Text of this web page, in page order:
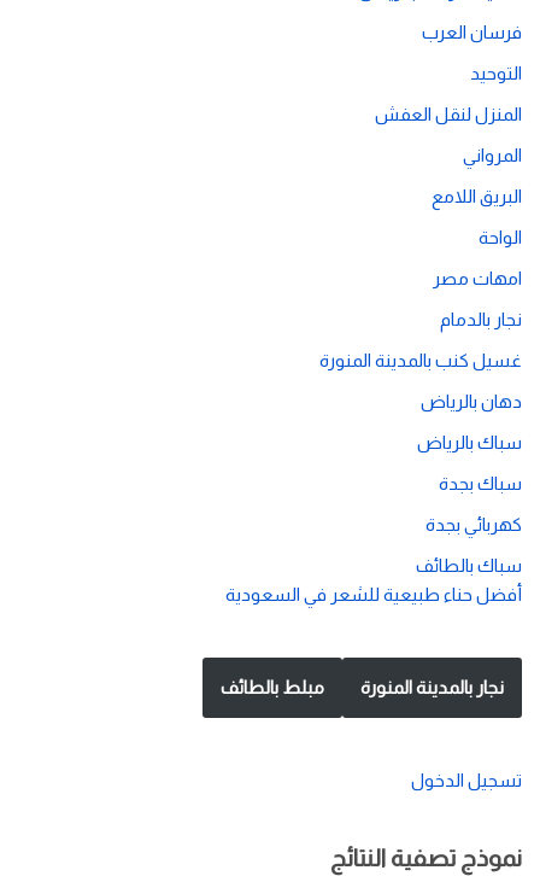
فرسان العرب
التوحيد
المنزل لنقل العفش
المرواني
البريق اللامع
الواحة
امهات مصر
نجار بالدمام
غسيل كنب بالمدينة المنورة
دهان بالرياض
سباك بالرياض
سباك بجدة
كهربائي بجدة
سباك بالطائف
أفضل حناء طبيعية للشعر في السعودية
نجار بالمدينة المنورة مبلط بالطائف
تسجيل الدخول
نموذج تصفية النتائج